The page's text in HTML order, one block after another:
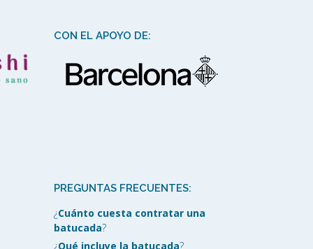
CON EL APOYO DE:
PREGUNTAS FRECUENTES:
¿Cuánto cuesta contratar una
batucada?
¿Qué incluye la batucada?